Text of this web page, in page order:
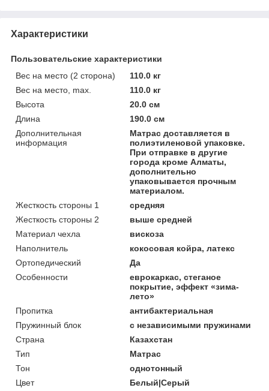
Характеристики
Пользовательские характеристики
Вес на место (2 сторона)
110.0 кг
Вес на место, max.
110.0 кг
Высота
20.0 см
Длина
190.0 см
Дополнительная
информация
Матрас доставляется в
полиэтиленовой упаковке.
При отправке в другие
города кроме Алматы,
дополнительно
упаковывается прочным
материалом.
Жесткость стороны 1
средняя
Жесткость стороны 2
выше средней
Материал чехла
вискоза
Наполнитель
кокосовая койра, латекс
Ортопедический
Да
Особенности
еврокаркас, стеганое
покрытие, эффект «зима-
лето»
Пропитка
антибактериальная
Пружинный блок
с независимыми пружинами
Страна
Казахстан
Тип
Матрас
Тон
однотонный
Цвет
Белый|Серый